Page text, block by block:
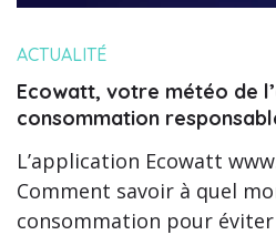
ACTUALITÉ
Ecowatt, votre météo de
consommation
L’application Ecowatt
Comment savoir à quel
consommation pour